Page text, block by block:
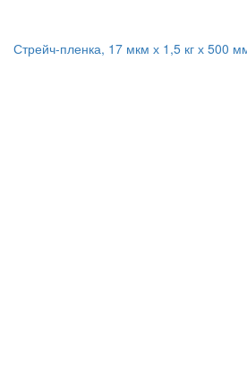
Стрейч-пленка, 17 мкм х 1,5 кг х 500